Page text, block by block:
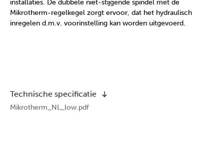
installaties. De dubbele niet-stijgende spindel met de
Mikrotherm-regelkegel zorgt ervoor, dat het hydraulisch
inregelen d.m.v. voorinstelling kan worden uitgevoerd.
Technische specificatie
Mikrotherm_NL_low.pdf